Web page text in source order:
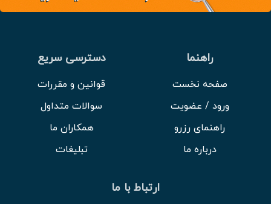
راهنما
صفحه نخست
ورود / عضویت
راهنمای رزرو
درباره ما
دسترسی سریع
قوانین و مقررات
سوالات متداول
همکاران ما
تبلیغات
ارتباط با ما